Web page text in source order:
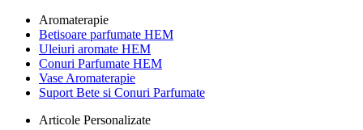
Aromaterapie
Betisoare parfumate HEM
Uleiuri aromate HEM
Conuri Parfumate HEM
Vase Aromaterapie
Suport Bete si Conuri Parfumate
Articole Personalizate